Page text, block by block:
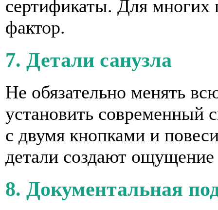
сертификаты. Для
фактор.
7. Детали санузла
Не обязательно менять
установить современный
с двумя кнопками и
детали создают
8. Документальная